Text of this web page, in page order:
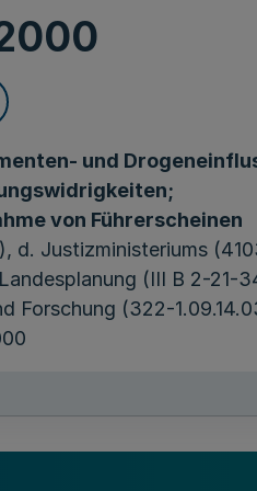
und
von Führerscheinen
d. Justizministeriums
(III B 2-21-
Forschung (322-